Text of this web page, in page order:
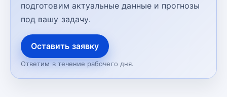
подготовим актуальные данные и прогнозы
под вашу задачу.
Оставить заявку
Ответим в течение рабочего дня.